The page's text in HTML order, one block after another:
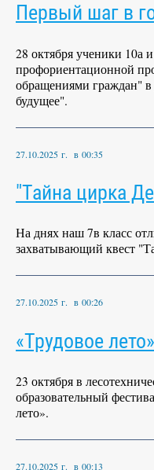
Первый шаг в
28 октября ученики 10а
профориентационной
обращениями граждан" в
будущее".
27.10.2025 г. в 00:35
"Тайна цирка
На днях наш 7в класс
захватывающий квест
27.10.2025 г. в 00:26
«Трудовое лето»
23 октября в
образовательный
лето».
27.10.2025 г. в 00:13